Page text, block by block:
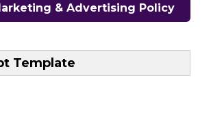
& Advertising Policy
Template